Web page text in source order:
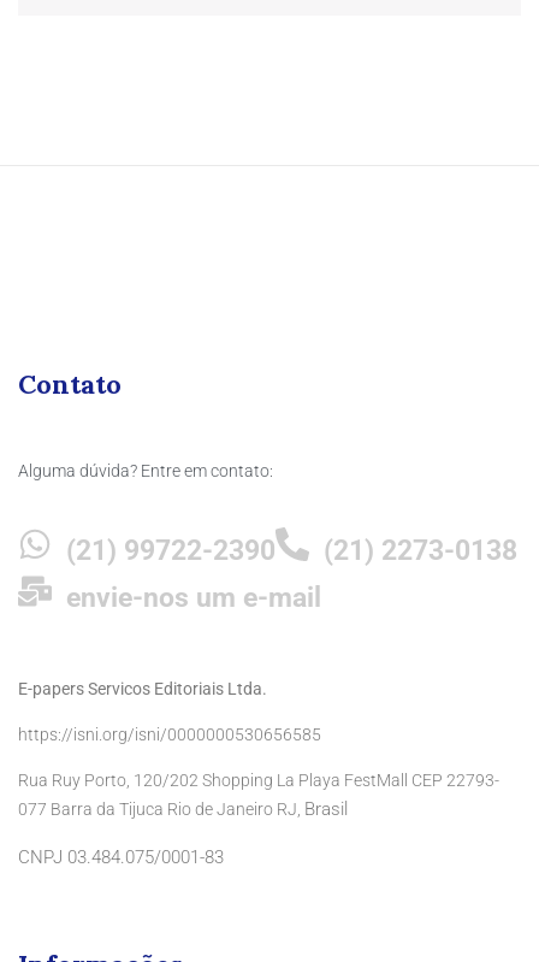
Contato
Alguma dúvida? Entre em contato:
(21) 99722-2390
(21) 2273-0138
envie-nos um e-mail
E-papers Servicos Editoriais Ltda.
https://isni.org/isni/0000000530656585
Rua Ruy Porto, 120/202 Shopping La Playa FestMall CEP 22793-
077 Barra da Tijuca Rio de Janeiro RJ, Brasil
CNPJ 03.484.075/0001-83